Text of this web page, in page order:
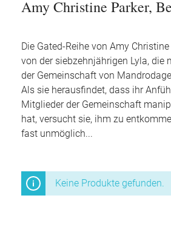
Amy Christine Parker,
Die Gated-Reihe von Amy
von der siebzehnjährigen Lyla, die
der Gemeinschaft von
Als sie herausfindet, dass ihr
Mitglieder der Gemeinschaft
hat, versucht sie, ihm zu
fast unmöglich...
Keine Produkte gefunden.